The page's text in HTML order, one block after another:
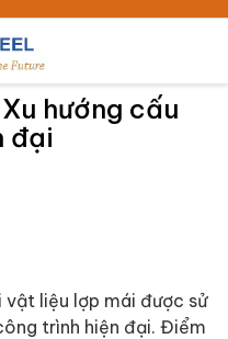
hướng cấu
đại
vật liệu lợp mái được sử
trình hiện đại. Điểm